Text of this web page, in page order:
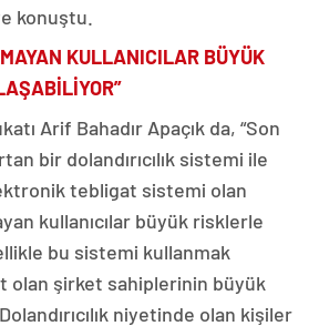
konuştu.
KULLANICILAR BÜYÜK
Arif Bahadır Apaçık da, “Son
bir dolandırıcılık sistemi ile
tebligat sistemi olan
kullanıcılar büyük risklerle
bu sistemi kullanmak
olan şirket sahiplerinin büyük
niyetinde olan kişiler